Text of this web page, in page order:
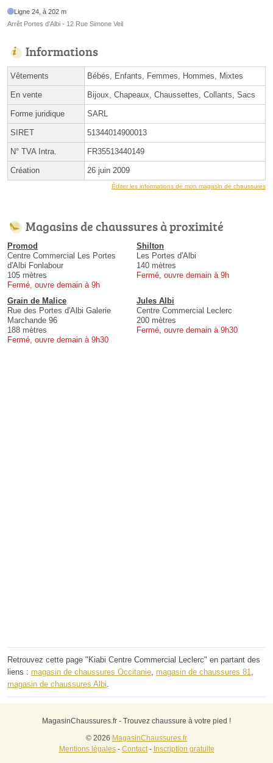
Ligne 24, à 202 m
Arrêt Portes d'Albi - 12 Rue Simone Veil
Informations
Vêtements Bébés, Enfants, Femmes, Hommes, Mixtes
En vente Bijoux, Chapeaux, Chaussettes, Collants, Sacs
Forme juridique SARL
SIRET 51344014900013
N° TVA Intra. FR35513440149
Création 26 juin 2009
Éditer les informations de mon magasin de chaussures
Magasins de chaussures à proximité
Promod
Centre Commercial Les Portes
d'Albi Fonlabour
105 mètres
Fermé, ouvre demain à 9h
Shilton
Les Portes d'Albi
140 mètres
Fermé, ouvre demain à 9h
Grain de Malice
Rue des Portes d'Albi Galerie
Marchande 96
188 mètres
Fermé, ouvre demain à 9h30
Jules Albi
Centre Commercial Leclerc
200 mètres
Fermé, ouvre demain à 9h30
Retrouvez cette page "Kiabi Centre Commercial Leclerc" en partant des
liens : magasin de chaussures Occitanie magasin de chaussures 81
magasin de chaussures Albi
MagasinChaussures.fr - Trouvez chaussure à votre pied !
© 2026 MagasinChaussures.fr
Mentions légales- Contact- Inscription gratuite